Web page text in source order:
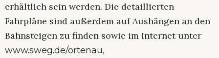
erhältlich sein werden. Die detaillierten
Fahrpläne sind außerdem auf Aushängen an den
Bahnsteigen zu finden sowie im Internet unter
www.sweg.de/ortenau,